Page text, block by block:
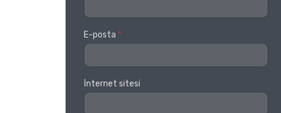
E-posta *
İnternet sitesi